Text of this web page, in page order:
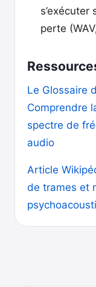
perte
Le Glossaire
Comprendre
spectre de
audio
Article
de trames et